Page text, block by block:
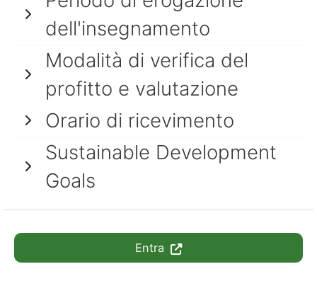
dell'insegnamento
Modalità di verifica del
profitto e valutazione
Orario di ricevimento
Sustainable Development
Goals
Entra